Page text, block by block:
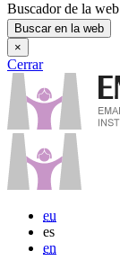
Buscador de la web
×
Cerrar
eu
es
en